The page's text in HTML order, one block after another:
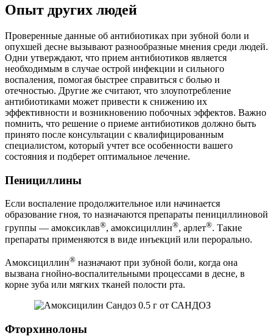
Опыт других людей
Проверенные данные об антибиотиках при зубной боли и
опухшей десне вызывают разнообразные мнения среди людей.
Одни утверждают, что прием антибиотиков является
необходимым в случае острой инфекции и сильного
воспаления, помогая быстрее справиться с болью и
отечностью. Другие же считают, что злоупотребление
антибиотиками может привести к снижению их
эффективности и возникновению побочных эффектов. Важно
помнить, что решение о приеме антибиотиков должно быть
принято после консультации с квалифицированным
специалистом, который учтет все особенности вашего
состояния и подберет оптимальное лечение.
Пенициллины
Если воспаление продолжительное или начинается
образование гноя, то назначаются препараты пенициллиновой
группы — амоксиклав®, амоксициллин®, арлет®. Такие
препараты применяются в виде инъекций или перорально.
Амоксициллин® назначают при зубной боли, когда она
вызвана гнойно-воспалительными процессами в десне, в
корне зуба или мягких тканей полости рта.
Фторхинолоны